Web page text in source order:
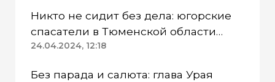
Никто не сидит без дела: югорские
спасатели в Тюменской области
работают в две смены
24.04.2024, 12:18
Без парада и салюта: глава Урая